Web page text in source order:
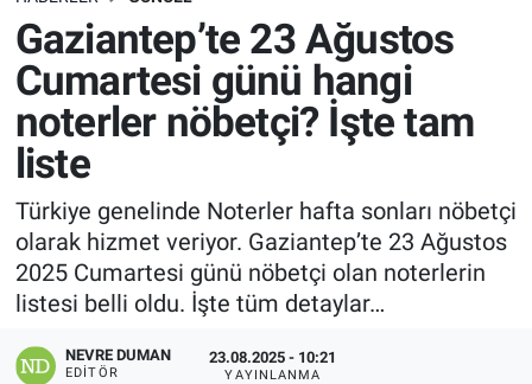
Gaziantep’te 23 Ağustos
Cumartesi günü hangi
noterler nöbetçi? İşte tam
liste
Türkiye genelinde Noterler hafta sonları nöbetçi
olarak hizmet veriyor. Gaziantep’te 23 Ağustos
2025 Cumartesi günü nöbetçi olan noterlerin
listesi belli oldu. İşte tüm detaylar…
NEVRE DUMAN
EDITÖR
23.08.2025 - 10:21
YAYINLANMA